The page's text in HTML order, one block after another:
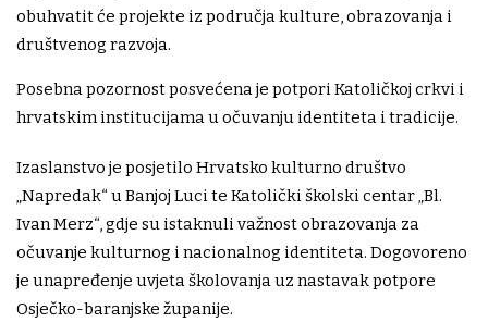
obuhvatit će projekte iz područja kulture, obrazovanja i
društvenog razvoja.
Posebna pozornost posvećena je potpori Katoličkoj crkvi i
hrvatskim institucijama u očuvanju identiteta i tradicije.
Izaslanstvo je posjetilo Hrvatsko kulturno društvo
„Napredak“ u Banjoj Luci te Katolički školski centar „Bl.
Ivan Merz“, gdje su istaknuli važnost obrazovanja za
očuvanje kulturnog i nacionalnog identiteta. Dogovoreno
je unapređenje uvjeta školovanja uz nastavak potpore
Osječko-baranjske županije.